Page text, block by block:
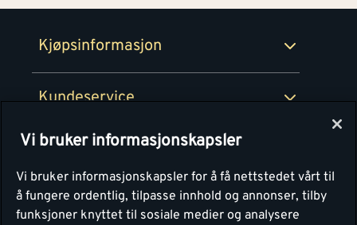
Kjøpsinformasjon
Retur- og angrerettsskjema
Kundeservice
Montér
Personvern
Vi bruker informasjonskapsler
Vi bruker informasjonskapsler for å få nettstedet vårt til
å fungere ordentlig, tilpasse innhold og annonser, tilby
funksjoner knyttet til sosiale medier og analysere